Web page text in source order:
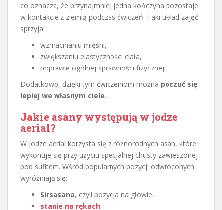
co oznacza, że przynajmniej jedna kończyna pozostaje
w kontakcie z ziemią podczas ćwiczeń. Taki układ zajęć
sprzyja:
wzmacnianiu mięśni,
zwiększaniu elastyczności ciała,
poprawie ogólnej sprawności fizycznej.
Dodatkowo, dzięki tym ćwiczeniom można poczuć się
lepiej we własnym ciele.
Jakie asany występują w jodze
aerial?
W jodze aerial korzysta się z różnorodnych asan, które
wykonuje się przy użyciu specjalnej chusty zawieszonej
pod sufitem. Wśród popularnych pozycji odwróconych
wyróżniają się:
Sirsasana, czyli pozycja na głowie,
stanie na rękach.